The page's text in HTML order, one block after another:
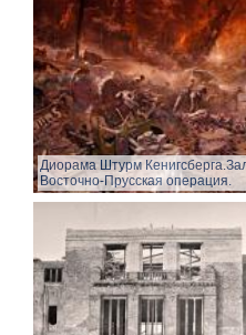
Диорама Штурм
Восточно-Прусская операция.